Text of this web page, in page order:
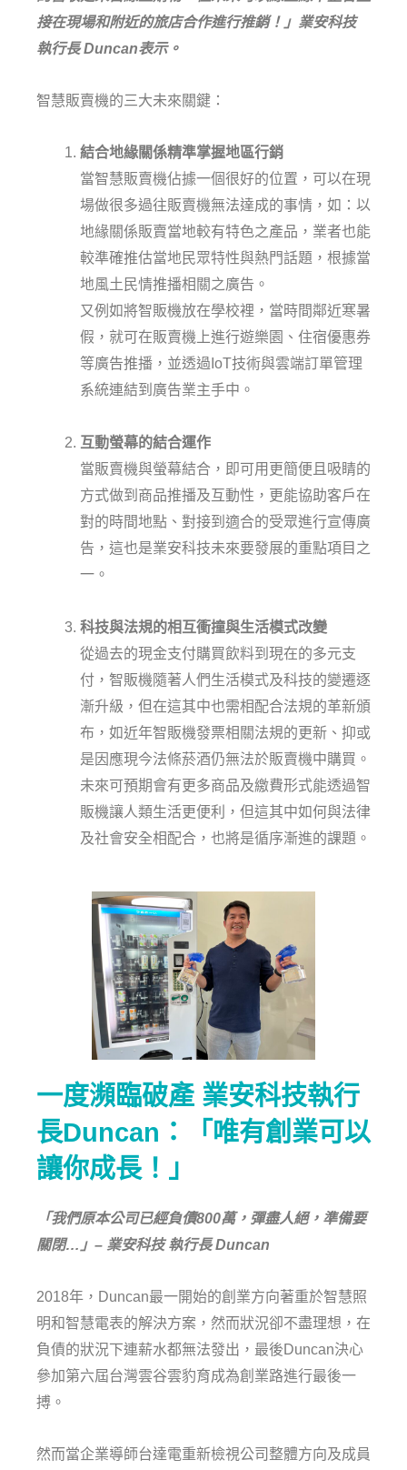
接在現場和附近的旅店合作進行推銷！」業安科技
執行長 Duncan表示。
智慧販賣機的三大未來關鍵：
結合地緣關係精準掌握地區行銷
當智慧販賣機佔據一個很好的位置，可以在現
場做很多過往販賣機無法達成的事情，如：以
地緣關係販賣當地較有特色之產品，業者也能
較準確推估當地民眾特性與熱門話題，根據當
地風土民情推播相關之廣告。
又例如將智販機放在學校裡，當時間鄰近寒暑
假，就可在販賣機上進行遊樂園、住宿優惠券
等廣告推播，並透過IoT技術與雲端訂單管理
系統連結到廣告業主手中。
互動螢幕的結合運作
當販賣機與螢幕結合，即可用更簡便且吸睛的
方式做到商品推播及互動性，更能協助客戶在
對的時間地點、對接到適合的受眾進行宣傳廣
告，這也是業安科技未來要發展的重點項目之
一。
科技與法規的相互衝撞與生活模式改變
從過去的現金支付購買飲料到現在的多元支
付，智販機隨著人們生活模式及科技的變遷逐
漸升級，但在這其中也需相配合法規的革新頒
布，如近年智販機發票相關法規的更新、抑或
是因應現今法條菸酒仍無法於販賣機中購買。
未來可預期會有更多商品及繳費形式能透過智
販機讓人類生活更便利，但這其中如何與法律
及社會安全相配合，也將是循序漸進的課題。
一度瀕臨破產 業安科技執行
長Duncan：「唯有創業可以
讓你成長！」
「我們原本公司已經負債800萬，彈盡人絕，準備要
關閉…」 – 業安科技 執行長 Duncan
2018年，Duncan最一開始的創業方向著重於智慧照
明和智慧電表的解決方案，然而狀況卻不盡理想，在
負債的狀況下連薪水都無法發出，最後Duncan決心
參加第六屆台灣雲谷雲豹育成為創業路進行最後一
搏。
然而當企業導師台達電重新檢視公司整體方向及成員